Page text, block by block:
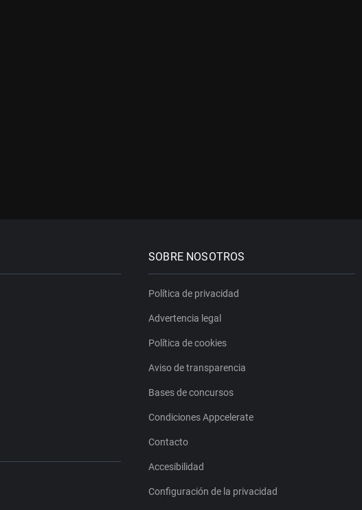
SOBRE NOSOTROS
Política de privacidad
Advertencia legal
Política de cookies
Aviso de transparencia
Bases de concursos
Condiciones Appcelerate
Contacto
Accesibilidad
Configuración de la privacidad